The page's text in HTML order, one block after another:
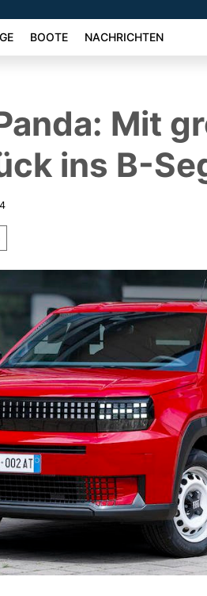
BOOTE NACHRICHTEN
Mit
ins B-